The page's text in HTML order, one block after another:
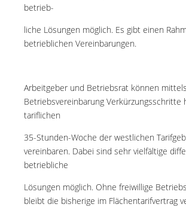
betrieb-
liche Lösungen möglich. Es gibt einen
betrieblichen Vereinbarungen.
Arbeitgeber und Betriebsrat können
Betriebsvereinbarung Verkürzungsschritte
tariflichen
35-Stunden-Woche der westlichen
vereinbaren. Dabei sind sehr vielfältige
betriebliche
Lösungen möglich. Ohne freiwillige
bleibt die bisherige im Flächentarifvertrag